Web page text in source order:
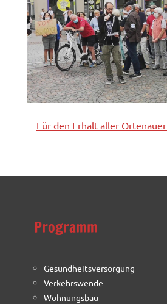
Für den Erhalt aller Ortenauer
Programm
Gesundheitsversorgung
Verkehrswende
Wohnungsbau